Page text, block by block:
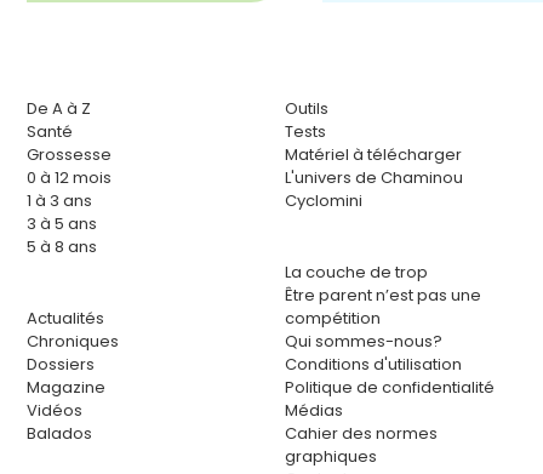
De A à Z
Santé
Grossesse
0 à 12 mois
1 à 3 ans
3 à 5 ans
5 à 8 ans
Actualités
Chroniques
Dossiers
Magazine
Vidéos
Balados
Outils
Tests
Matériel à télécharger
L'univers de Chaminou
Cyclomini
La couche de trop
Être parent n’est pas une
compétition
Qui sommes-nous?
Conditions d'utilisation
Politique de confidentialité
Médias
Cahier des normes
graphiques